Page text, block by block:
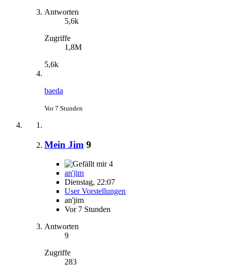
Antworten
5,6k
Zugriffe
1,8M
5,6k
baeda
Vor 7 Stunden
Mein Jim 9
4
an'jim
Dienstag, 22:07
User Vorstellungen
an'jim
Vor 7 Stunden
Antworten
9
Zugriffe
283